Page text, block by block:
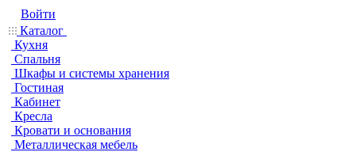
Войти
Каталог
Кухня
Спальня
Шкафы и системы хранения
Гостиная
Кабинет
Кресла
Кровати и основания
Металлическая мебель